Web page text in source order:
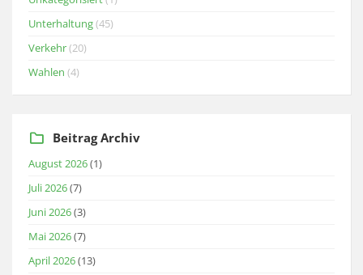
Unterhaltung(45)
Verkehr(20)
Wahlen (4)
Beitrag Archiv
August 2026(1)
Juli 2026(7)
Juni 2026(3)
Mai 2026(7)
April 2026(13)